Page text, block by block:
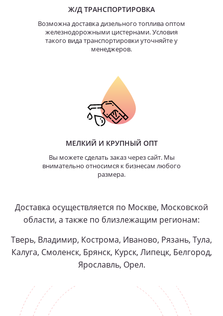
Ж/Д ТРАНСПОРТИРОВКА
Возможна доставка дизельного топлива оптом
железнодорожными цистернами. Условия
такого вида транспортировки уточняйте у
менеджеров.
МЕЛКИЙ И КРУПНЫЙ ОПТ
Вы можете сделать заказ через сайт. Мы
внимательно относимся к бизнесам любого
размера.
Доставка осуществляется по Москве, Московской
области, а также по близлежащим регионам:
Тверь, Владимир, Кострома, Иваново, Рязань, Тула,
Калуга, Смоленск, Брянск, Курск, Липецк, Белгород,
Ярославль, Орел.